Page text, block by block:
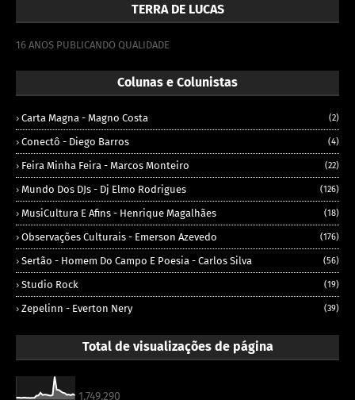
TERRA DE LUCAS
16 ANOS PUBLICANDO QUALIDADE
Colunas e Colunistas
Carta Magna - Magno Costa (2)
Conectô - Diego Barros (4)
Feira Minha Feira - Marcos Monteiro (22)
Mundo Dos DJs - Dj Elmo Rodrigues (126)
MusiCultura E Afins - Henrique Magalhães (18)
Observações Culturais - Emerson Azevedo (176)
Sertão - Homem Do Campo E Poesia - Carlos Silva (56)
Studio Rock (19)
Zepelinn - Everton Nery (39)
Total de visualizações de página
1,749,290